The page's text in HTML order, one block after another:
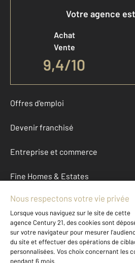
Votre agence
Achat
Vente
9,4/10
Offres d'emploi
Devenir franchisé
Entreprise et commerce
Fine Homes & Estates
À propos
International
Nous contacter